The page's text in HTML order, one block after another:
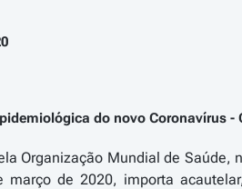
do novo Coronavírus -
Organização Mundial de Saúde,
de 2020, importa